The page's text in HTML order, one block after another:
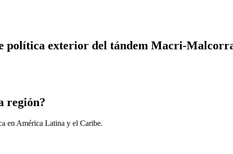
política exterior del tándem Macri-
región?
en América Latina y el Caribe.